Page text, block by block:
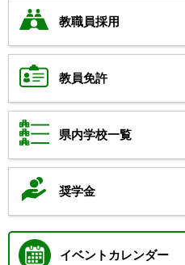
教職員採用
教員免許
県内学校一覧
奨学金
イベントカレンダー